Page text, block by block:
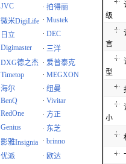
JVC · 拍得丽
微米DigiLife · Mustek
日立 · DEC
Digimaster · 三洋
DXG德之杰 · 爱普泰克
Timetop · MEGXON
海尔 · 纽曼
BenQ · Vivitar
RedOne · 方正
Genius · 东芝
影雅Insignia · brinno
优派 · 欧达
级
言
型
小